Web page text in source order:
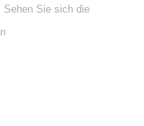
Sehen Sie sich die